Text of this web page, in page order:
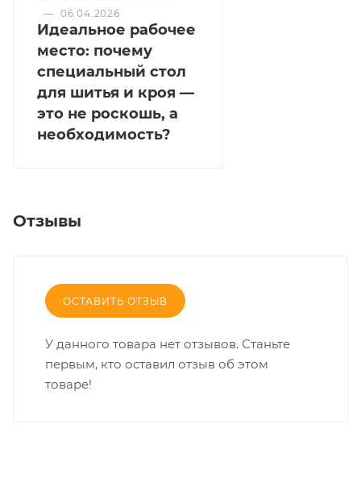
— 06.04.2026
Идеальное рабочее
место: почему
специальный стол
для шитья и кроя —
это не роскошь, а
необходимость?
Отзывы
ОСТАВИТЬ ОТЗЫВ
У данного товара нет отзывов. Станьте
первым, кто оставил отзыв об этом
товаре!